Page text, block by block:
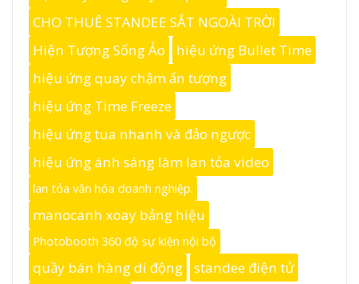
CHO THUÊ STANDEE SẮT NGOÀI TRỜI
Hiện Tượng Sống Ảo
hiệu ứng Bullet Time
hiệu ứng quay chậm ấn tượng
hiệu ứng Time Freeze
hiệu ứng tua nhanh và đảo ngược
hiệu ứng ánh sáng làm lan tỏa video
lan tỏa văn hóa doanh nghiệp.
manocanh xoay bảng hiệu
Photobooth 360 độ sự kiện nội bộ
quầy bán hàng di động
standee điện tử